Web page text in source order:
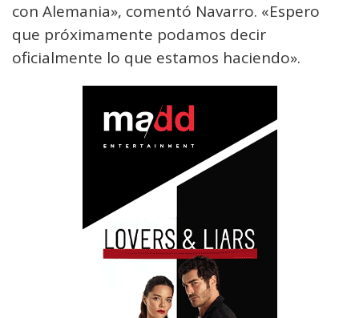
con Alemania», comentó Navarro. «Espero
que próximamente podamos decir
oficialmente lo que estamos haciendo».